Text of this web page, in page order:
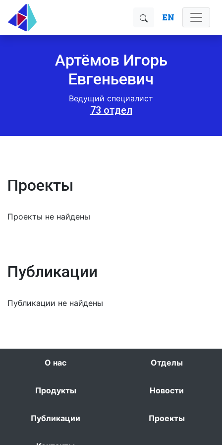
EN
Артёмов Игорь
Евгеньевич
Ведущий специалист
73 отдел
Проекты
Проекты не найдены
Публикации
Публикации не найдены
О нас Отделы
Продукты Новости
Публикации Проекты